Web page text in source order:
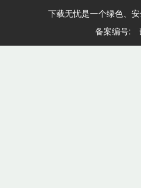
下载无忧是一个绿色、
备案编号: